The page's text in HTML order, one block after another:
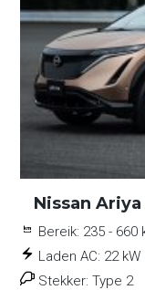
Nissan Ariya
Bereik: 235 - 660
Laden AC: 22 kW
Stekker: Type 2